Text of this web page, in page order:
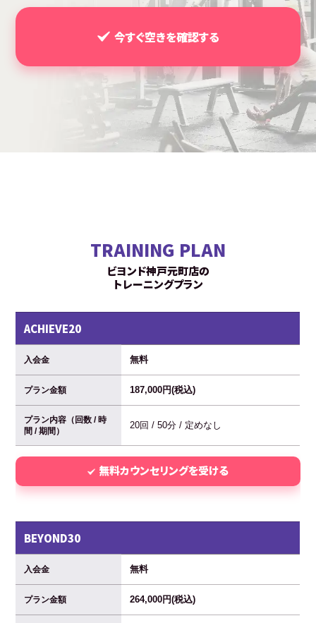
今すぐ空きを確認する
TRAINING PLAN
ビヨンド神戸元町店の
トレーニングプラン
ACHIEVE20
入会金 無料
プラン金額 187,000円(税込)
プラン内容（回数 / 時
間 / 期間）
20回 / 50分 / 定めなし
無料カウンセリングを受ける
BEYOND30
入会金 無料
プラン金額 264,000円(税込)